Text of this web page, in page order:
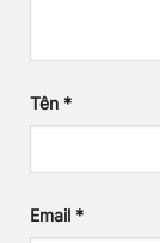
Tên *
Email *